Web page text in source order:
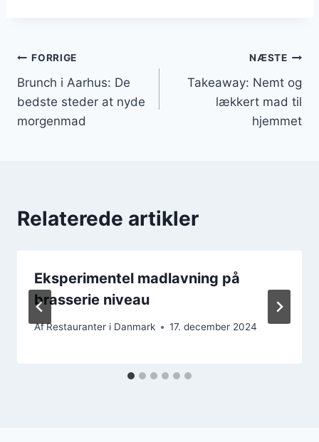
Indlægsnavigation
FORRIGE
Brunch i Aarhus: De
bedste steder at nyde
morgenmad
NÆSTE
Takeaway: Nemt og
lækkert mad til
hjemmet
Relaterede artikler
Eksperimentel madlavning på
brasserie niveau
AfRestauranter i Danmark 17. december 2024